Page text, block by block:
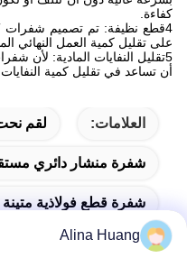
كفاءة.
على تقليل كمية العمل النهائي
أن تساعد في تقليل كمية النفايات
العلامات: لقم
شفرة منشار دائري
شفرة قطع فولاذية متينة
Alina Huang